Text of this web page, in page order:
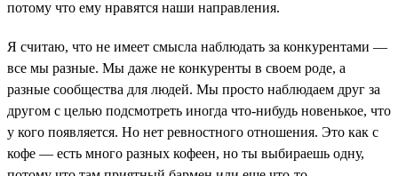
потому что ему нравятся наши направления.
Я считаю, что не имеет смысла наблюдать за конкурентами —
все мы разные. Мы даже не конкуренты в своем роде, а
разные сообщества для людей. Мы просто наблюдаем друг за
другом с целью подсмотреть иногда что-нибудь новенькое, что
у кого появляется. Но нет ревностного отношения. Это как с
кофе — есть много разных кофеен, но ты выбираешь одну,